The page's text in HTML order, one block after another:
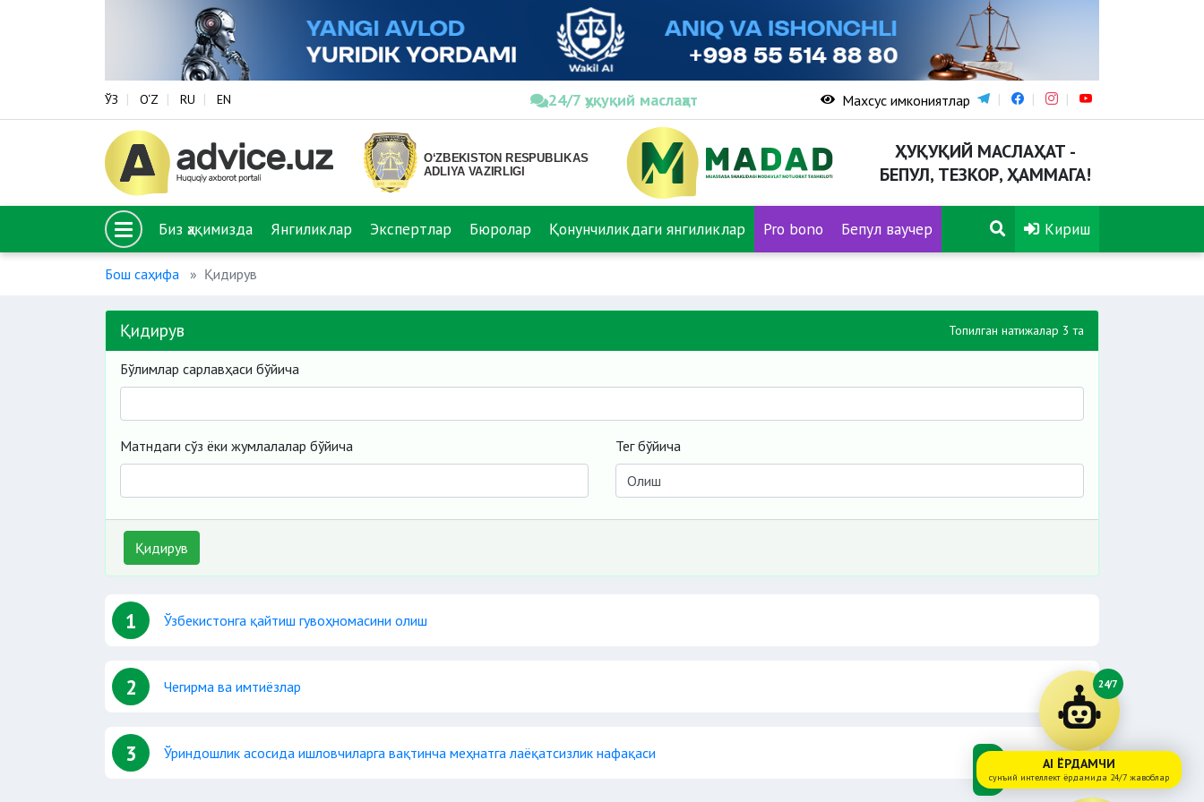
ЎЗ O‘Z RU EN 24/7 ҳуқуқий маслаҳат Махсус имкониятлар
ҲУҚУҚИЙ МАСЛАҲАТ -
БЕПУЛ, ТЕЗКОР, ҲАММАГА!
Биз ҳақимизда Янгиликлар Экспертлар Бюролар Қонунчиликдаги янгиликлар Pro bono Бепул ваучер Кириш
Бош саҳифа Қидирув
Қидирув Топилган натижалар 3 та
Бўлимлар сарлавҳаси бўйича
Матндаги сўз ёки жумлалалар бўйича Тег бўйича
Қидирув
1 Ўзбекистонга қайтиш гувоҳномасини олиш
2 Чегирма ва имтиёзлар
3 Ўриндошлик асосида ишловчиларга вақтинча меҳнатга лаёқатсизлик нафақаси
24/7
AI ЁРДАМЧИ
сунъий интеллект ёрдамида 24/7 жавоблар